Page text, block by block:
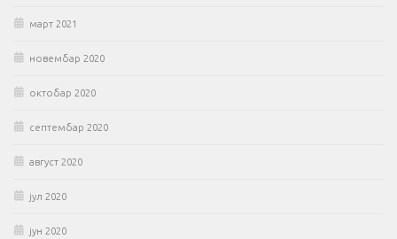
март 2021
новембар 2020
октобар 2020
септембар 2020
август 2020
јул 2020
јун 2020